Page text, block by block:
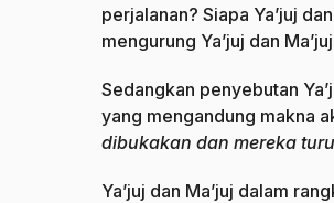
perjalanan? Siapa Ya’juj
mengurung Ya’juj dan
Sedangkan penyebutan
yang mengandung makna
dibukakan dan mereka
Ya’juj dan Ma’juj dalam